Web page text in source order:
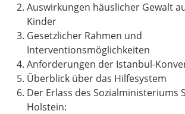
Auswirkungen häuslicher Gewalt
Kinder
Gesetzlicher Rahmen und
Interventionsmöglichkeiten
Anforderungen der Istanbul-
Überblick über das Hilfesystem
Der Erlass des Sozialministeriums
Holstein: